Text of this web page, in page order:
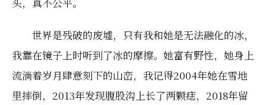
世界是残破的废墟，只有我和她是无法融化的冰，
我靠在镜子上时听到了冰的摩擦。她富有野性，她身上
流淌着岁月肆意刻下的山峦，我记得2004年她在雪地
里摔倒，2013年发现腹股沟上长了两颗痣，2018年留